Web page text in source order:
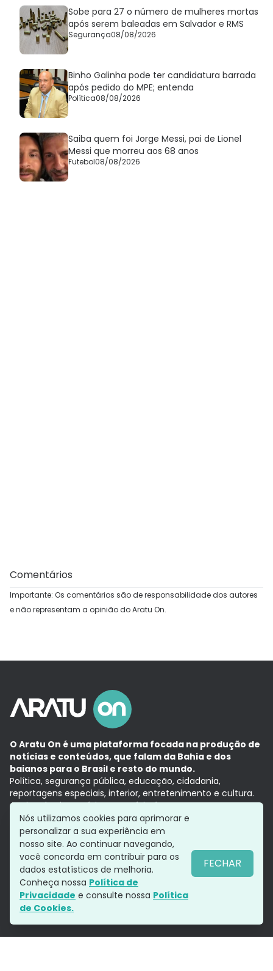
Sobe para 27 o número de mulheres mortas
após serem baleadas em Salvador e RMS
Segurança08/08/2026
Binho Galinha pode ter candidatura barrada
após pedido do MPE; entenda
Política08/08/2026
Saiba quem foi Jorge Messi, pai de Lionel
Messi que morreu aos 68 anos
Futebol08/08/2026
Comentários
Importante: Os comentários são de responsabilidade dos autores
e não representam a opinião do Aratu On.
O Aratu On é uma plataforma focada na produção de
notícias e conteúdos, que falam da Bahia e dos
baianos para o Brasil e resto do mundo.
Política, segurança pública, educação, cidadania,
reportagens especiais, interior, entretenimento e cultura.
Aqui, tudo vira notícia e a notícia é no tempo presente,
com a credibilidade do Grupo Aratu.
Grupo Aratu
Política de privacidade
Siga-nos
Nós utilizamos cookies para aprimorar e
personalizar a sua experiência em
nosso site. Ao continuar navegando,
você concorda em contribuir para os
dados estatísticos de melhoria.
Conheça nossa Política de
Privacidade e consulte nossa Política
de Cookies.
FECHAR